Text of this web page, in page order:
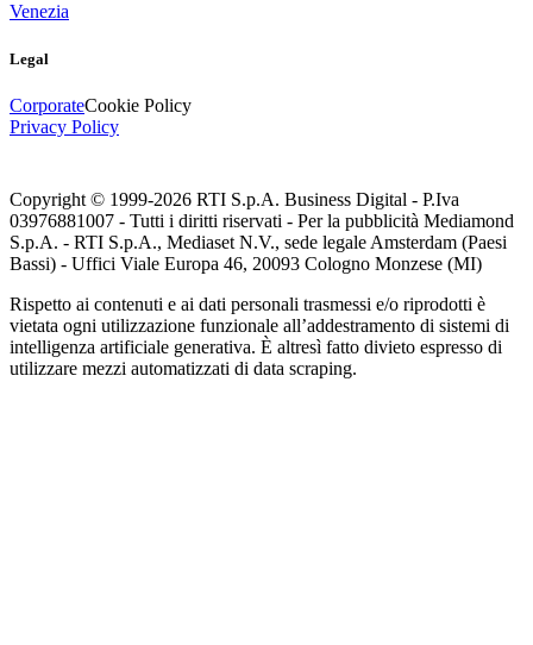
Venezia
Legal
CorporateCookie Policy
Privacy Policy
Copyright © 1999-2026 RTI S.p.A. Business Digital - P.Iva
03976881007 - Tutti i diritti riservati - Per la pubblicità Mediamond
S.p.A. - RTI S.p.A., Mediaset N.V., sede legale Amsterdam (Paesi
Bassi) - Uffici Viale Europa 46, 20093 Cologno Monzese (MI)
Rispetto ai contenuti e ai dati personali trasmessi e/o riprodotti è
vietata ogni utilizzazione funzionale all’addestramento di sistemi di
intelligenza artificiale generativa. È altresì fatto divieto espresso di
utilizzare mezzi automatizzati di data scraping.